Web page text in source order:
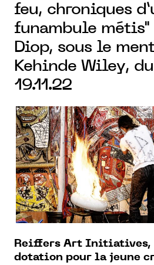
feu, chroniques
funambule métis"
Diop, sous le
Kehinde Wiley, du
19.11.22
Reiffers Art Initiatives,
dotation pour la jeune